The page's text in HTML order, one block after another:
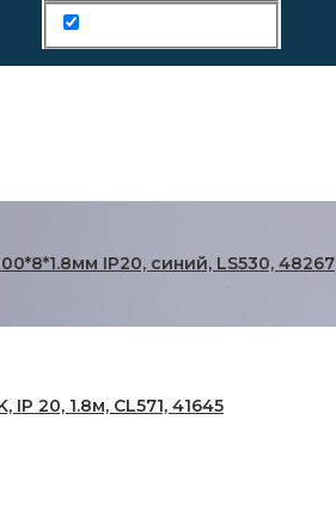
IP20, синий, LS530, 48267
20, 1.8м, CL571, 41645